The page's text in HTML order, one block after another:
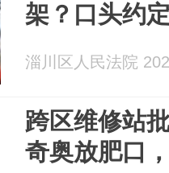
架？口头约
淄川区人民法院
跨区维修站
奇奥放肥口